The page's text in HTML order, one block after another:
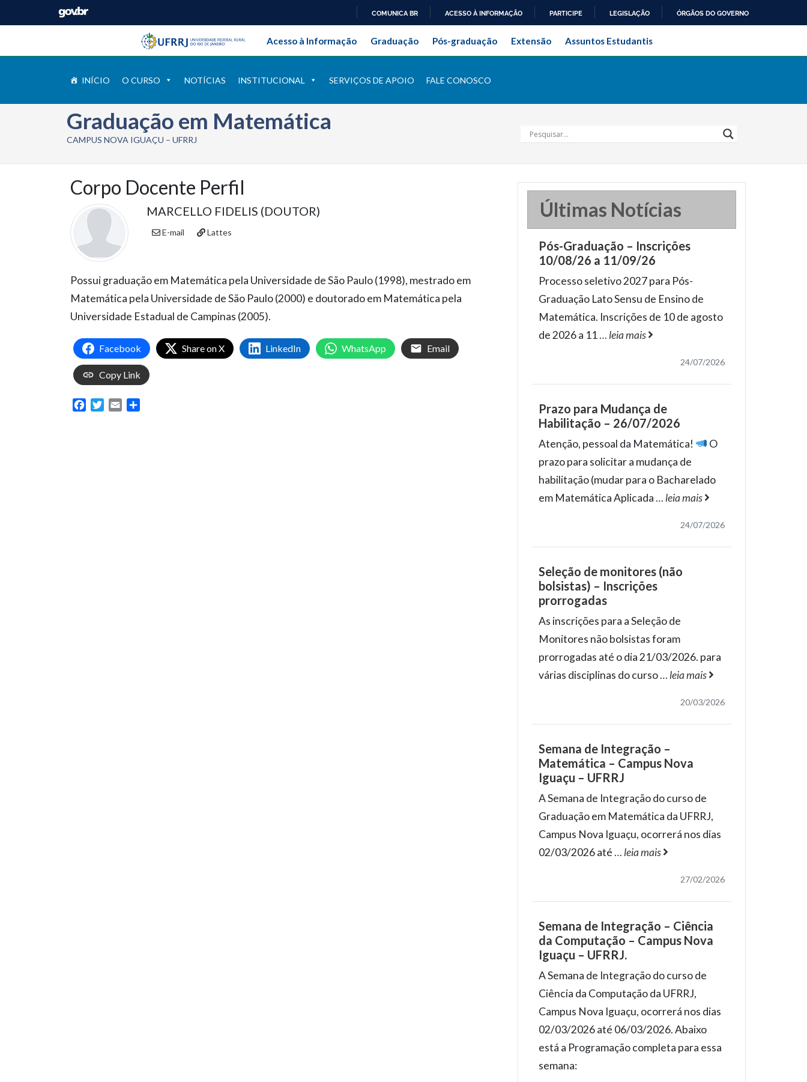
PARA
CONTEÚDO
COMUNICA BR ACESSO À INFORMAÇÃO PARTICIPE LEGISLAÇÃO ÓRGÃOS DO GOVERNO
Pular barra institucional
Barra institucional da Universidade Federal Rural do Rio de Janeiro
Acesso à Informação Graduação Pós-graduação Extensão Assuntos Estudantis
INÍCIO O CURSO NOTÍCIAS INSTITUCIONAL SERVIÇOS DE APOIO FALE CONOSCO
Graduação em Matemática
CAMPUS NOVA IGUAÇU – UFRRJ
Corpo Docente Perfil
MARCELLO FIDELIS (DOUTOR)
E-mail Lattes
Possui graduação em Matemática pela Universidade de São Paulo (1998), mestrado em
Matemática pela Universidade de São Paulo (2000) e doutorado em Matemática pela
Universidade Estadual de Campinas (2005).
Facebook Share on X LinkedIn WhatsApp Email
Copy Link
FacebookTwitter
Email
Últimas Notícias
Pós-Graduação – Inscrições
10/08/26 a 11/09/26
Processo seletivo 2027 para Pós-
Graduação Lato Sensu de Ensino de
Matemática. Inscrições de 10 de agosto
de 2026 a 11… leia mais
24/07/2026
Prazo para Mudança de
Habilitação – 26/07/2026
Atenção, pessoal da Matemática!
O
prazo para solicitar a mudança de
habilitação (mudar para o Bacharelado
em Matemática Aplicada … leia mais
24/07/2026
Seleção de monitores (não
bolsistas) – Inscrições
prorrogadas
As inscrições para a Seleção de
Monitores não bolsistas foram
prorrogadas até o dia 21/03/2026. para
várias disciplinas do curso… leia mais
20/03/2026
Semana de Integração –
Matemática – Campus Nova
Iguaçu – UFRRJ
A Semana de Integração do curso de
Graduação em Matemática da UFRRJ,
Campus Nova Iguaçu, ocorrerá nos dias
02/03/2026 até … leia mais
27/02/2026
Semana de Integração – Ciência
da Computação – Campus Nova
Iguaçu – UFRRJ.
A Semana de Integração do curso de
Ciência da Computação da UFRRJ,
Campus Nova Iguaçu, ocorrerá nos dias
02/03/2026 até 06/03/2026. Abaixo
está a Programação completa para essa
semana: